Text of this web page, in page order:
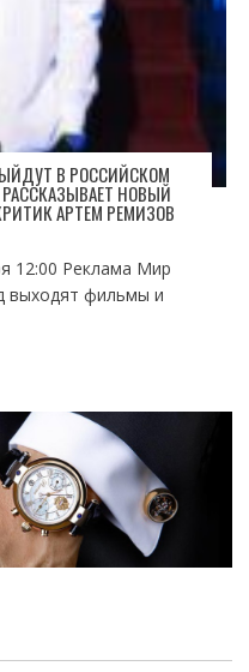
В РОССИЙСКОМ
НОВЫЙ
АРТЕМ РЕМИЗОВ
12:00 Реклама Мир
выходят фильмы и